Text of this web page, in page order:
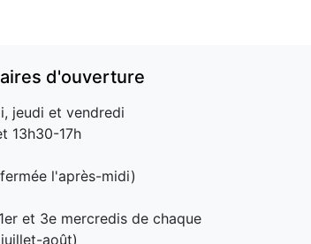
d'ouverture
jeudi et vendredi
13h30-17h
l'après-midi)
et 3e mercredis de chaque
août)